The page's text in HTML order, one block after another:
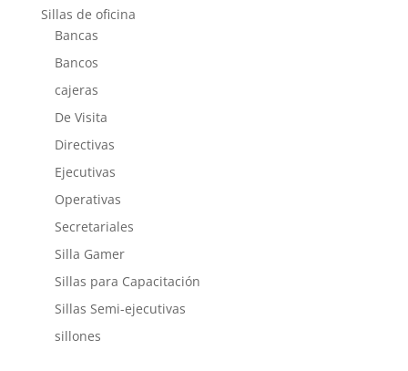
Sillas de oficina
Bancas
Bancos
cajeras
De Visita
Directivas
Ejecutivas
Operativas
Secretariales
Silla Gamer
Sillas para Capacitación
Sillas Semi-ejecutivas
sillones